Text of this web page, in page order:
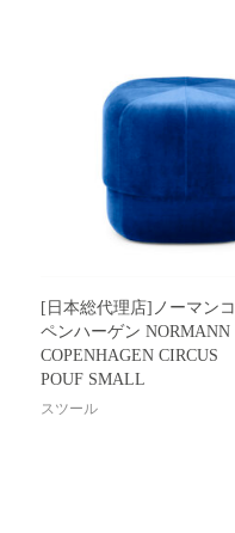
[日本総代理店]ノーマンコ
ペンハーゲン NORMANN
COPENHAGEN CIRCUS
POUF SMALL
スツール